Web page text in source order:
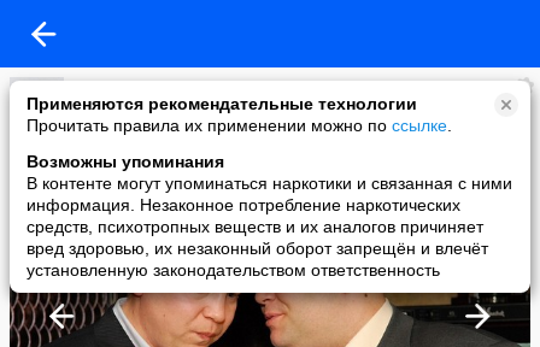
Применяются рекомендательные технологии
Прочитать правила их применении можно по ссылке
Возможны упоминания
В контенте могут упоминаться наркотики и связанная с ними
информация. Незаконное потребление наркотических
средств, психотропных веществ и их аналогов причиняет
вред здоровью, их незаконный оборот запрещён и влечёт
установленную законодательством ответственность
Александр_ Морозов Moscow
added a photo
24 Jun в 15:01